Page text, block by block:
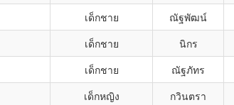
เด็กชาย ณัฐพัฒน์
เด็กชาย นิกร
เด็กชาย ณัฐภัทร
เด็กหญิง กวินตรา